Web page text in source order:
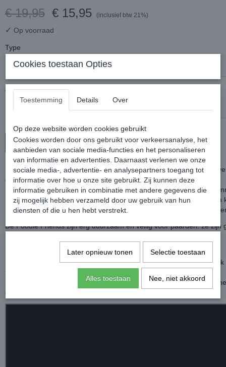
€ 19,95 € 15,95 (inclusief btw 21%)
✓ Op voorraad
Type
Aantal
In winkelwagen
De Excellent Horse Foodie Friends zijn speciaal ontwikkeld om
gaan.
Ideaal voor paarden die snel last hebben van stalverveling of snel
Deze fruitige vriendjes vrolijken niet alleen de stal op, maar paarden
knabbelen op het speeltje of met de armen en benen van touw
De Foodie Friends zijn erg duurzaam en veilig voor paarden: ze zijn
De vriendjes houden paarden graag gezelschap in de stal, maar
trailer.
Dankzij de lus kun je het speeltje gemakkelijk ophangen. Of knoop
de touwen op de gewenste plek.
Cookies toestaan Opties
Toestemming Details Over
Op deze website worden cookies gebruikt
Cookies worden door ons gebruikt voor verkeersanalyse, het
aanbieden van sociale media-functies en het personaliseren
van informatie en advertenties. Daarnaast verlenen we onze
sociale media-, advertentie- en analysepartners toegang tot
informatie over hoe u onze site gebruikt. Zij kunnen deze
informatie gebruiken in combinatie met andere gegevens die
zij mogelijk hebben verzameld door uw gebruik van hun
diensten of die u hen hebt verstrekt.
Later opnieuw tonen Selectie toestaan
Alles toestaan Nee, niet akkoord